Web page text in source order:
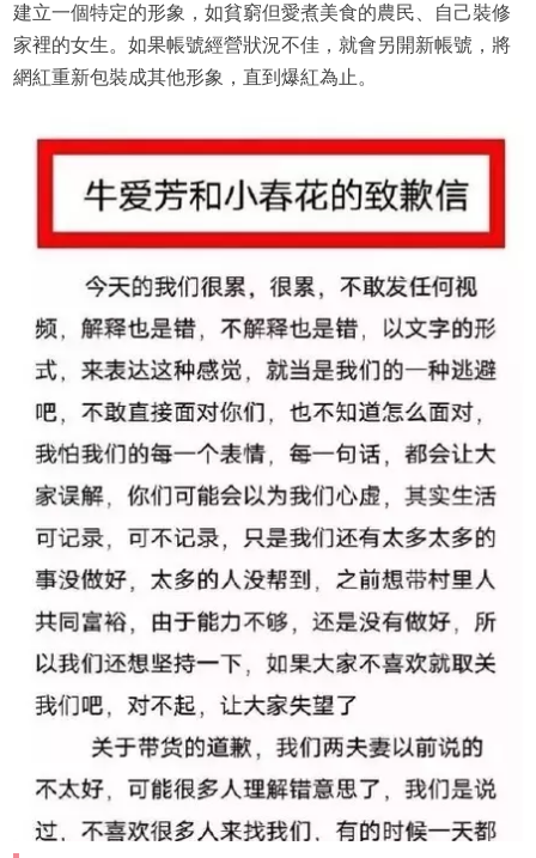
建立一個特定的形象，如貧窮但愛煮美食的農民、自己裝修
家裡的女生。如果帳號經營狀況不佳，就會另開新帳號，將
網紅重新包裝成其他形象，直到爆紅為止。